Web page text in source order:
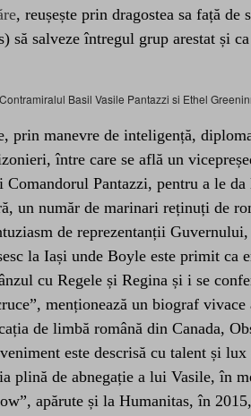
, reușește prin dragostea sa față de
să salveze întregul grup arestat și
Basil Vasile Pantazzi si Ethel
prin manevre de inteligență,
între care se află un
Pantazzi, pentru a le da
un număr de marinari reținuți de
de reprezentanții
la Iași unde Boyle este primit ca
cu Regele și Regina și i se
menționează un biograf
de limbă română din Canada,
este descrisă cu talent și lux
plină de abnegație a lui Vasile, în
apărute și la Humanitas, în